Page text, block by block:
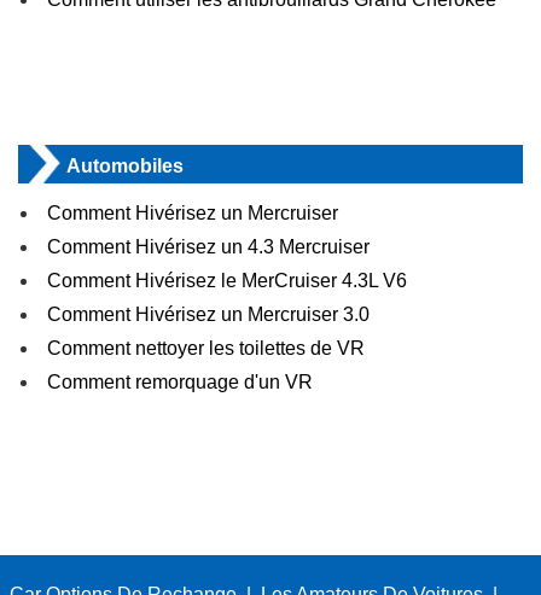
Automobiles
Comment Hivérisez un Mercruiser
Comment Hivérisez un 4.3 Mercruiser
Comment Hivérisez le MerCruiser 4.3L V6
Comment Hivérisez un Mercruiser 3.0
Comment nettoyer les toilettes de VR
Comment remorquage d'un VR